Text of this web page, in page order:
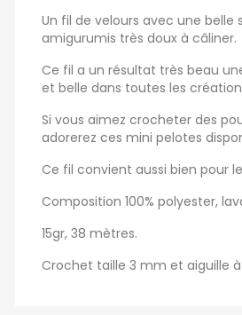
Un fil de velours avec une belle
amigurumis très doux à câliner.
Ce fil a un résultat très beau
et belle dans toutes les
Si vous aimez crocheter des
adorerez ces mini pelotes
Ce fil convient aussi bien pour
Composition 100% polyester,
15gr, 38 mètres.
Crochet taille 3 mm et aiguille